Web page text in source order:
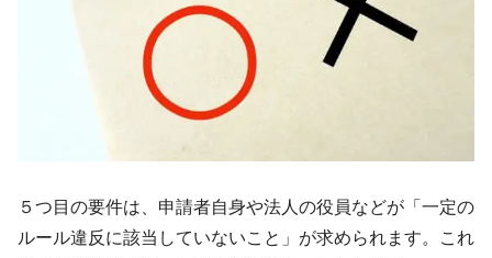
５つ目の要件は、申請者自身や法人の役員などが「一定の
ルール違反に該当していないこと」が求められます。これ